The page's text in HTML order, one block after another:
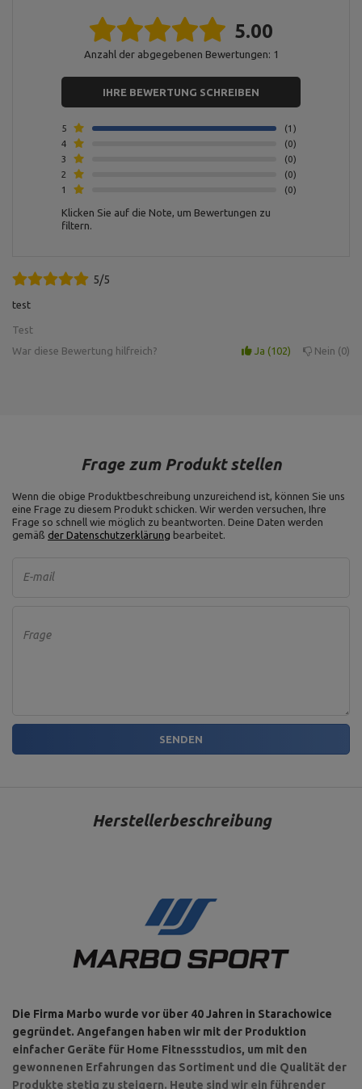
Verantwortliche
Spółka Komandytowa
Spółka Komandytowa
Address:
City:Starachowice
serwis@marbosport.eu
Postal Code:
Starachowice
Polen
E-mail address:
serwis@marbosport.eu
5.00
Anzahl der abgegebenen Bewertungen: 1
IHRE BEWERTUNG SCHREIBEN
5
1
4
0
3
0
2
0
1
0
Klicken Sie auf die Note, um Bewertungen zu
filtern.
5/5
test
Test
War diese Bewertung hilfreich?
Ja 102 Nein 0
Frage zum Produkt stellen
Wenn die obige Produktbeschreibung unzureichend ist, können Sie uns
eine Frage zu diesem Produkt schicken. Wir werden versuchen, Ihre
Frage so schnell wie möglich zu beantworten. Deine Daten werden
gemäß der Datenschutzerklärung bearbeitet.
E-mail
Frage
SENDEN
Herstellerbeschreibung
Die Firma Marbo wurde vor über 40 Jahren in Starachowice
gegründet. Angefangen haben wir mit der Produktion
einfacher Geräte für Home Fitnessstudios, um mit den
gewonnenen Erfahrungen das Sortiment und die Qualität der
Produkte stetig zu steigern. Heute sind wir ein führender